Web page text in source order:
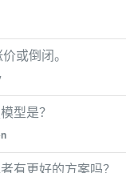
或倒闭。
型是？
有更好的方案吗？